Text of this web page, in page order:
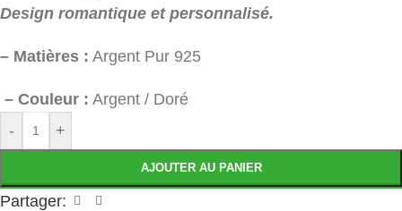
Design romantique et personnalisé.
– Matières : Argent Pur 925
– Couleur : Argent / Doré
-
+
AJOUTER AU PANIER
Partager: